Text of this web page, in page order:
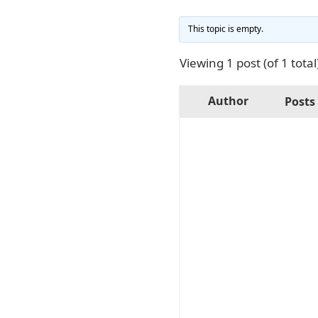
This topic is empty.
Viewing 1 post (of 1
Author Posts